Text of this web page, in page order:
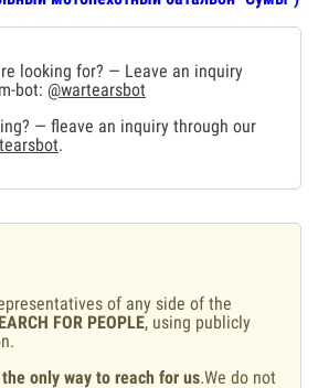
looking for? — Leave an inquiry
bot: @wartearsbot
— fleave an inquiry through our
.
of any side of the
FOR PEOPLE, using publicly
only way to reach for us.We do not